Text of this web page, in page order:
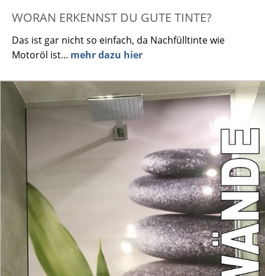
WORAN ERKENNST DU GUTE TINTE?
Das ist gar nicht so einfach, da Nachfülltinte wie
Motoröl ist... mehr dazu hier